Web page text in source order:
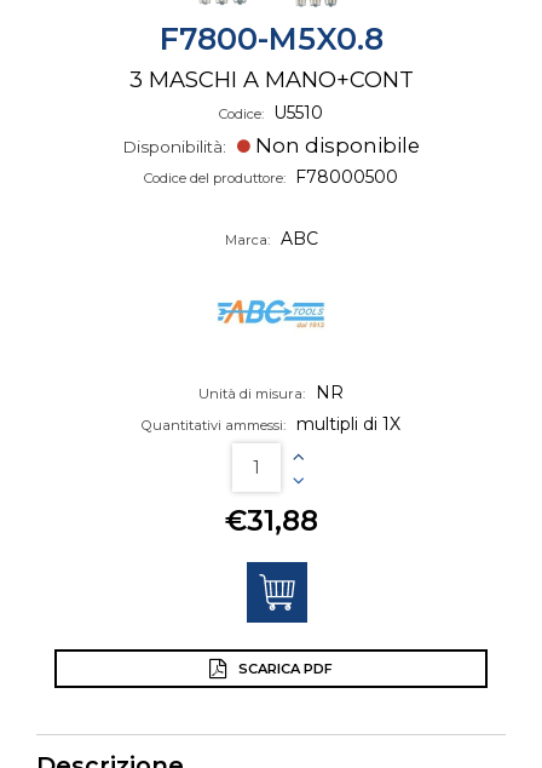
F7800-M5X0.8
3 MASCHI A MANO+CONT
Codice: U5510
Disponibilità: Non disponibile
Codice del produttore: F78000500
Marca: ABC
Unità di misura: NR
Quantitativi ammessi: multipli di 1X
€31,88
SCARICA PDF